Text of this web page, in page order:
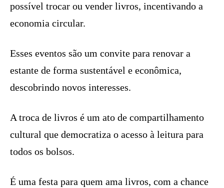
possível trocar ou vender livros, incentivando a
economia circular.
Esses eventos são um convite para renovar a
estante de forma sustentável e econômica,
descobrindo novos interesses.
A troca de livros é um ato de compartilhamento
cultural que democratiza o acesso à leitura para
todos os bolsos.
É uma festa para quem ama livros, com a chance